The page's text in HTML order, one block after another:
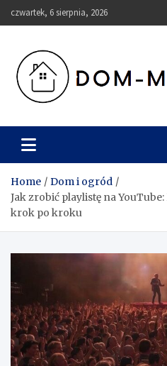
to
czwartek, 6 sierpnia, 2026
Dom-
Home
Dom i ogród
Jak zrobić playlistę na
krok po kroku